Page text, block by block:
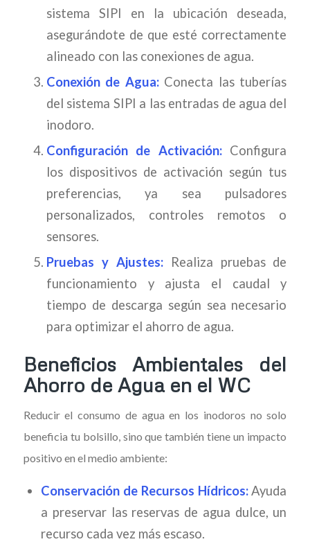
sistema SIPI en la ubicación deseada,
asegurándote de que esté correctamente
alineado con las conexiones de agua.
Conexión de Agua:Conecta las tuberías
del sistema SIPI a las entradas de agua del
inodoro.
Configuración de Activación:Configura
los dispositivos de activación según tus
preferencias, ya sea pulsadores
personalizados, controles remotos o
sensores.
Pruebas y Ajustes:Realiza pruebas de
funcionamiento y ajusta el caudal y
tiempo de descarga según sea necesario
para optimizar el ahorro de agua.
Beneficios Ambientales del
Ahorro de Agua en el WC
Reducir el consumo de agua en los inodoros no solo
beneficia tu bolsillo, sino que también tiene un impacto
positivo en el medio ambiente:
Conservación de Recursos Hídricos:Ayuda
a preservar las reservas de agua dulce, un
recurso cada vez más escaso.